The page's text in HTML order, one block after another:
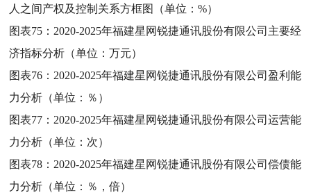
人之间产权及控制关系方框图（单位：%）
图表75： 2020-2025年福建星网锐捷通讯股份有限公司主要经
济指标分析（单位：万元）
图表76： 2020-2025年福建星网锐捷通讯股份有限公司盈利能
力分析（单位：％）
图表77： 2020-2025年福建星网锐捷通讯股份有限公司运营能
力分析（单位：次）
图表78： 2020-2025年福建星网锐捷通讯股份有限公司偿债能
力分析（单位：％，倍）